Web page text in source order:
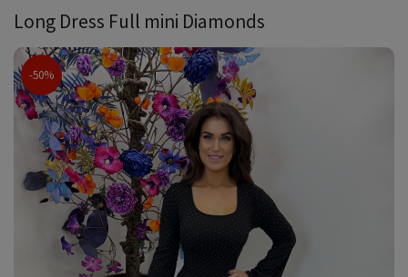
Long Dress Full mini Diamonds
-50%